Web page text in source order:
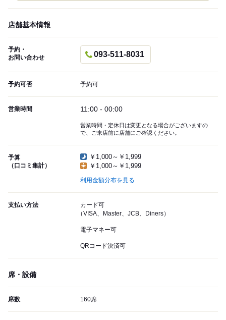
店舗基本情報
予約・
お問い合わせ
093-511-8031
予約可否 予約可
営業時間 11:00 - 00:00
営業時間・定休日は変更となる場合がございますの
で、ご来店前に店舗にご確認ください。
予算
（口コミ集計）
￥1,000～￥1,999
￥1,000～￥1,999
利用金額分布を見る
支払い方法
カード可
（VISA、Master、JCB、Diners）
電子マネー可
QRコード決済可
席・設備
席数 160席